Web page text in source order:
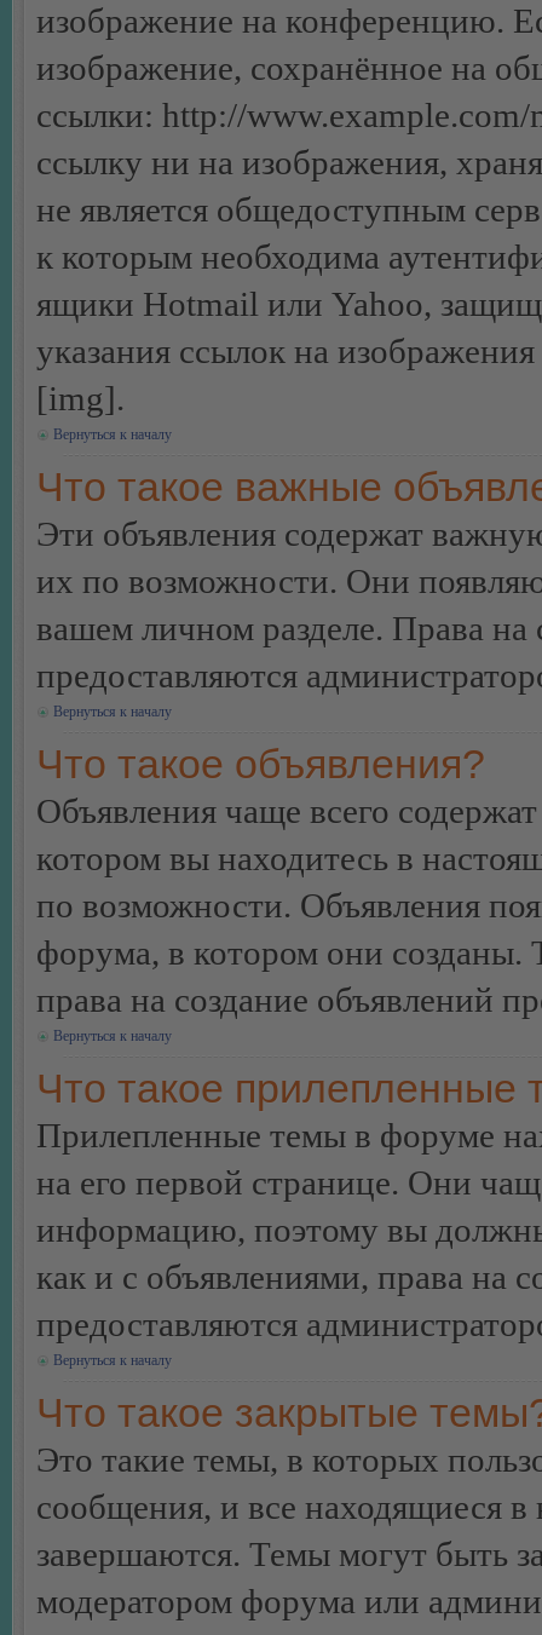
изображение на конференцию.
изображение, сохранённое на
ссылки: http://
ссылку ни на изображения,
не является общедоступным
к которым необходима
ящики Hotmail или Yahoo,
указания ссылок на
[img].
Вернуться к началу
Что такое важные
Эти объявления содержат
их по возможности. Они
вашем личном разделе. Права
предоставляются
Вернуться к началу
Что такое объявления?
Объявления чаще всего
котором вы находитесь в
по возможности. Объявления
форума, в котором они
права на создание объявлений
Вернуться к началу
Что такое прилепленные
Прилепленные темы в форуме
на его первой странице. Они
информацию, поэтому вы
как и с объявлениями, права на
предоставляются
Вернуться к началу
Что такое закрытые
Это такие темы, в которых
сообщения, и все находящиеся
завершаются. Темы могут быть
модератором форума или